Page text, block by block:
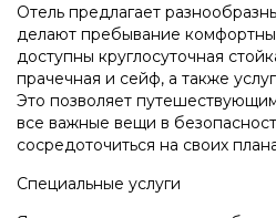
Отель предлагает
делают пребывание
доступны круглосуточная
прачечная и сейф, а также
Это позволяет
все важные вещи в
сосредоточиться на своих
Специальные услуги